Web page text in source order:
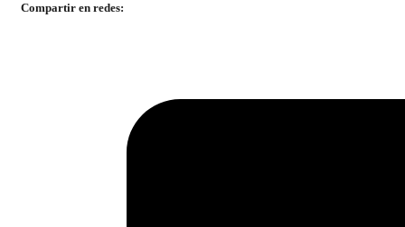
Compartir en redes: